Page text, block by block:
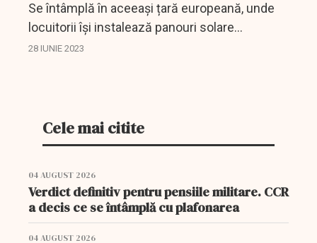
Se întâmplă în aceeași țară europeană, unde
locuitorii își instalează panouri solare
recondiționate chiar și pe balcon pentru a-și
28 IUNIE 2023
Cele mai citite
04 AUGUST 2026
Verdict definitiv pentru pensiile militare. CCR
a decis ce se întâmplă cu plafonarea
04 AUGUST 2026